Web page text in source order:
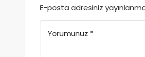
E-posta adresiniz
Yorumunuz *